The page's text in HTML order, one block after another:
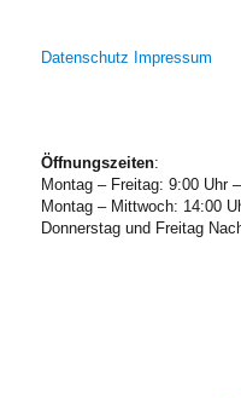
Datenschutz Impressum
Öffnungszeiten:
Montag – Freitag: 9:00 Uhr
Montag – Mittwoch: 14:00
Donnerstag und Freitag